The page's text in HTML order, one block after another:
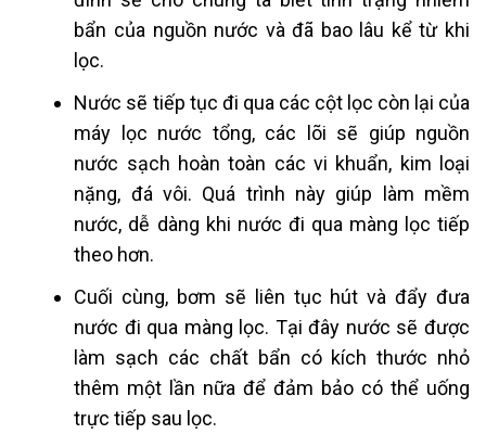
bẩn của nguồn nước và đã bao lâu kể từ khi
lọc.
Nước sẽ tiếp tục đi qua các cột lọc còn lại của
máy lọc nước tổng, các lõi sẽ giúp nguồn
nước sạch hoàn toàn các vi khuẩn, kim loại
nặng, đá vôi. Quá trình này giúp làm mềm
nước, dễ dàng khi nước đi qua màng lọc tiếp
theo hơn.
Cuối cùng, bơm sẽ liên tục hút và đẩy đưa
nước đi qua màng lọc. Tại đây nước sẽ được
làm sạch các chất bẩn có kích thước nhỏ
thêm một lần nữa để đảm bảo có thể uống
trực tiếp sau lọc.